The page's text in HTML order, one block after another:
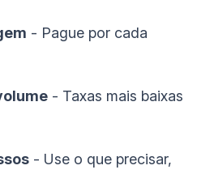
- Pague por cada
- Taxas mais baixas
- Use o que precisar,